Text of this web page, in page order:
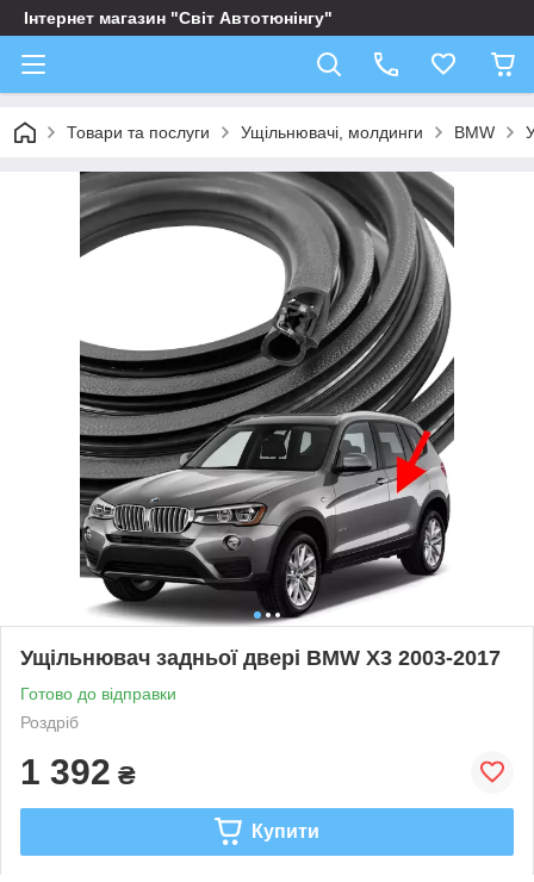
Інтернет магазин "Світ Автотюнінгу"
Товари та послуги Ущільнювачі, молдинги BMW
Ущільнювач задньої двері BMW X3 2003-2017
Готово до відправки
Роздріб
1 392 ₴
Купити